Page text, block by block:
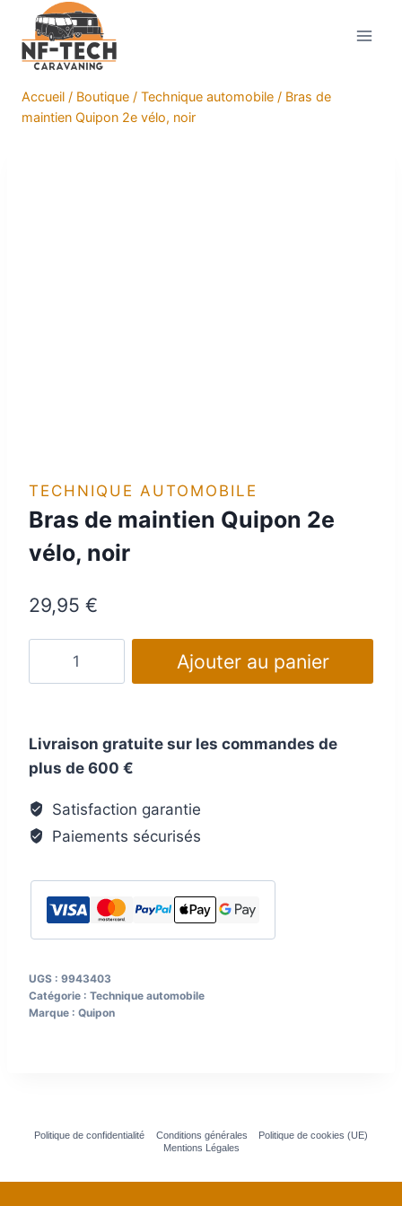
contenu
Accueil / Boutique / Technique automobile / Bras de
maintien Quipon 2e vélo, noir
TECHNIQUE AUTOMOBILE
Bras de maintien Quipon 2e
vélo, noir
29,95 €
maintien
Quipon
vélo,
noir
Ajouter au panier
Livraison gratuite sur les commandes de
plus de 600 €
Satisfaction garantie
Paiements sécurisés
UGS : 9943403
Catégorie : Technique automobile
Marque : Quipon
Politique de confidentialité Conditions générales
Politique de cookies (UE)
Mentions Légales